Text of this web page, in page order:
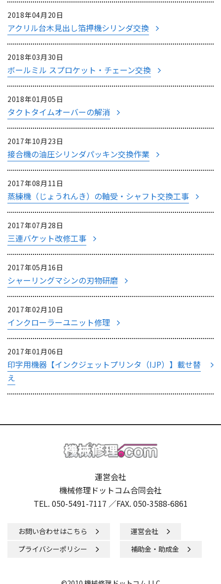
2018年04月20日
アクリル台木見出し箔押機シリンダ交換
2018年03月30日
ボールミル スプロケット・チェーン交換
2018年01月05日
タクトタイムオーバーの解消
2017年10月23日
接合機の油圧シリンダパッキン交換作業
2017年08月11日
蒸練機（じょうれんき）の軸受・シャフト交換工事
2017年07月28日
三連バケット改修工事
2017年05月16日
シャーリングマシンの刃物研磨
2017年02月10日
インクローラーユニット修理
2017年01月06日
印字用機器【インクジェットプリンタ（IJP）】載せ替
え
運営会社
機械修理ドットコム合同会社
TEL. 050-5491-7117 ／FAX. 050-3588-6861
お問い合わせはこちら
運営会社
プライバシーポリシー
補助金・助成金